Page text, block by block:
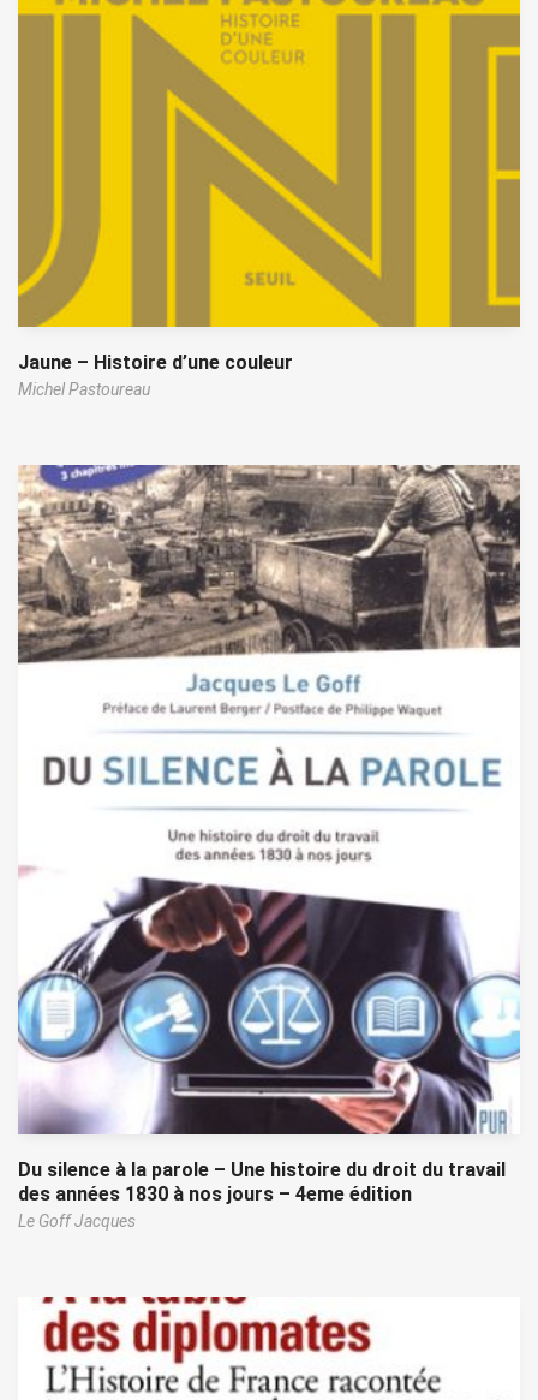
Jaune – Histoire d’une couleur
Michel Pastoureau
Du silence à la parole – Une histoire du droit du travail
des années 1830 à nos jours – 4eme édition
Le Goff Jacques